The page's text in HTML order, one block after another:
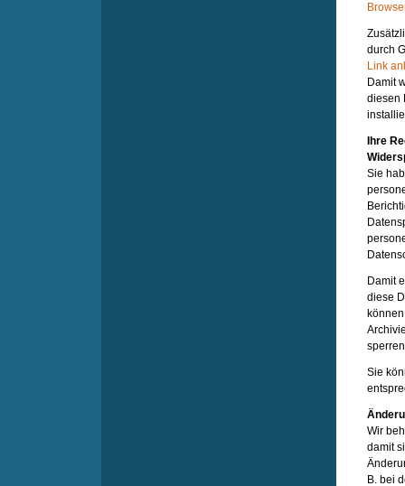
durch
Link
Damit
diesen
Ihre
Sie
Damit
diese
Sie
Wir
damit
B. bei